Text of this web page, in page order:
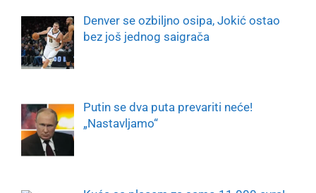
Denver se ozbiljno osipa, Jokić ostao
bez još jednog saigrača
Putin se dva puta prevariti neće!
„Nastavljamo“